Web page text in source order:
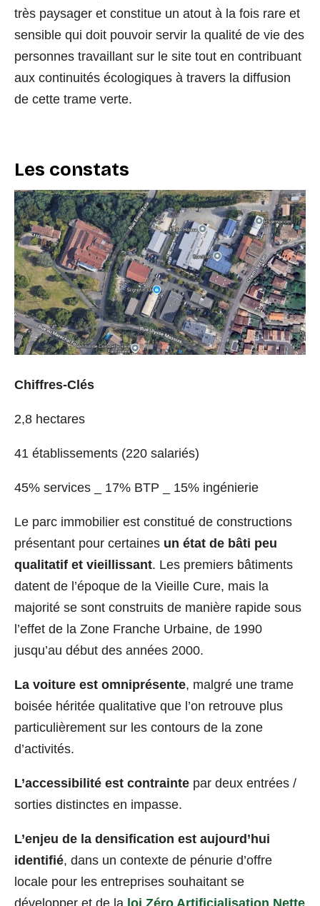
très paysager et constitue un atout à la fois rare et
sensible qui doit pouvoir servir la qualité de vie des
personnes travaillant sur le site tout en contribuant
aux continuités écologiques à travers la diffusion
de cette trame verte.
Les constats
Chiffres-Clés
2,8 hectares
41 établissements (220 salariés)
45% services _ 17% BTP _ 15% ingénierie
Le parc immobilier est constitué de constructions
présentant pour certaines un état de bâti peu
qualitatif et vieillissant. Les premiers bâtiments
datent de l’époque de la Vieille Cure, mais la
majorité se sont construits de manière rapide sous
l’effet de la Zone Franche Urbaine, de 1990
jusqu’au début des années 2000.
La voiture est omniprésente, malgré une trame
boisée héritée qualitative que l’on retrouve plus
particulièrement sur les contours de la zone
d’activités.
L’accessibilité est contrainte par deux entrées /
sorties distinctes en impasse.
L’enjeu de la densification est aujourd’hui
identifié, dans un contexte de pénurie d’offre
locale pour les entreprises souhaitant se
développer et de la loi Zéro Artificialisation Nette